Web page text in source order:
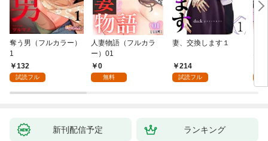
奪う男（フルカラー）
1
132
試読フル
人妻物語（フルカラ
ー）01
0
無料
妻、交換します１
214
試読フル
な
新刊配信予定 ランキング